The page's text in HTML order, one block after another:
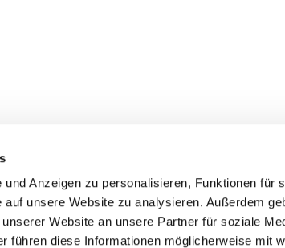
Anzeigen zu personalisieren, Funktionen für
unsere Website zu analysieren. Außerdem
Website an unsere Partner für soziale
führen diese Informationen möglicherweise mit
Greifswald · Bahnhofstr. 15, 17489 Greifswald+49
Kontaktinformationen
Impressum
Hinweisgebersystem